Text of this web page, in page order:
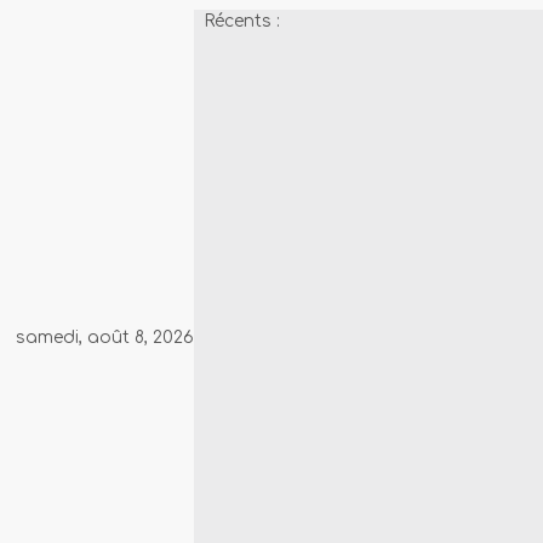
samedi, août 8, 2026
Récents :